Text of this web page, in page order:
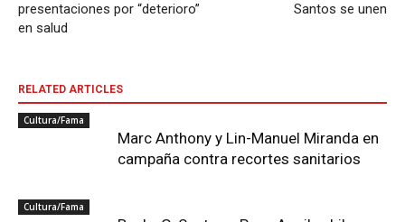
presentaciones por “deterioro”
en salud
Santos se unen
RELATED ARTICLES
Cultura/Fama
Marc Anthony y Lin-Manuel Miranda en
campaña contra recortes sanitarios
Cultura/Fama